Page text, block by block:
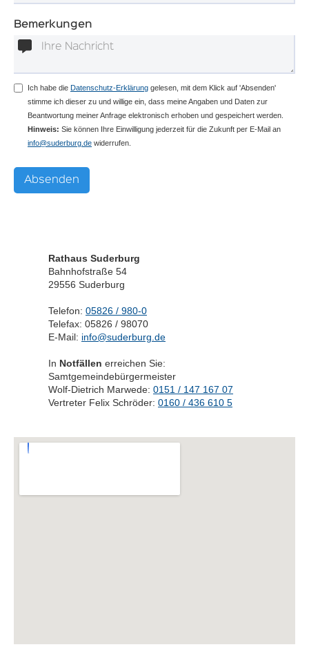
Bemerkungen
Ich habe die Datenschutz-Erklärung gelesen, mit dem Klick auf 'Absenden'
stimme ich dieser zu und willige ein, dass meine Angaben und Daten zur
Beantwortung meiner Anfrage elektronisch erhoben und gespeichert werden.
Hinweis: Sie können Ihre Einwilligung jederzeit für die Zukunft per E-Mail an
info@suderburg.de widerrufen.
Rathaus Suderburg
Bahnhofstraße 54
29556 Suderburg
Telefon: 05826 / 980-0
Telefax: 05826 / 98070
E-Mail: info@suderburg.de
In Notfällen erreichen Sie:
Samtgemeindebürgermeister
Wolf-Dietrich Marwede: 0151 / 147 167 07
Vertreter Felix Schröder: 0160 / 436 610 5